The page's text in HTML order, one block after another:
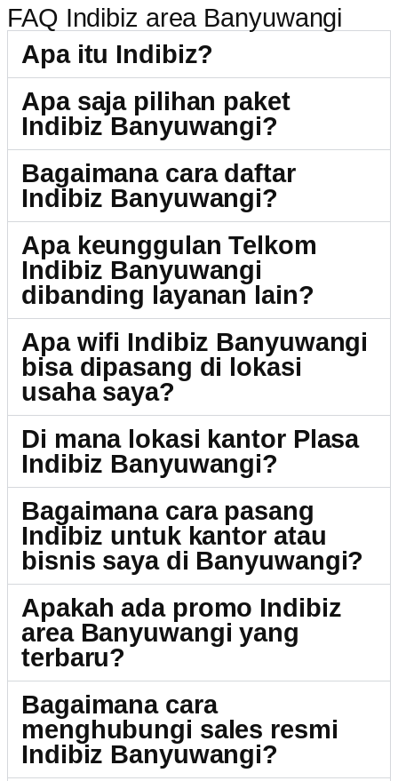
FAQ Indibiz area Banyuwangi
Apa itu Indibiz?
Apa saja pilihan paket
Indibiz Banyuwangi?
Bagaimana cara daftar
Indibiz Banyuwangi?
Apa keunggulan Telkom
Indibiz Banyuwangi
dibanding layanan lain?
Apa wifi Indibiz Banyuwangi
bisa dipasang di lokasi
usaha saya?
Di mana lokasi kantor Plasa
Indibiz Banyuwangi?
Bagaimana cara pasang
Indibiz untuk kantor atau
bisnis saya di Banyuwangi?
Apakah ada promo Indibiz
area Banyuwangi yang
terbaru?
Bagaimana cara
menghubungi sales resmi
Indibiz Banyuwangi?